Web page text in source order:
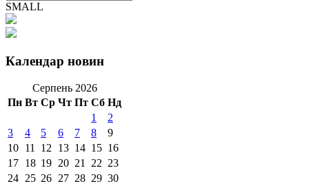
SMALL
Календар новин
Серпень 2026
Пн Вт Ср Чт Пт Сб Нд
1
2
3
4 5 6 7 8
9
10 11 12 13 14 15 16
17 18 19 20 21 22 23
24 25 26 27 28 29 30